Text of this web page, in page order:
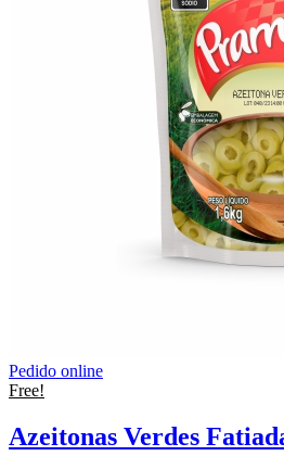
Pedido online
Free!
Azeitonas Verdes